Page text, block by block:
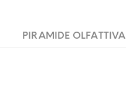
PIRAMIDE OLFATTIVA